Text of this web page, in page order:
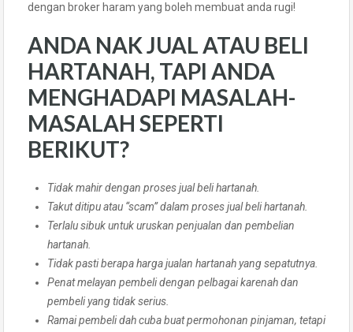
dengan broker haram yang boleh membuat anda rugi!
ANDA NAK JUAL ATAU BELI
HARTANAH, TAPI ANDA
MENGHADAPI MASALAH-
MASALAH SEPERTI
BERIKUT?
Tidak mahir dengan proses jual beli hartanah.
Takut ditipu atau “scam” dalam proses jual beli hartanah.
Terlalu sibuk untuk uruskan penjualan dan pembelian
hartanah.
Tidak pasti berapa harga jualan hartanah yang sepatutnya.
Penat melayan pembeli dengan pelbagai karenah dan
pembeli yang tidak serius.
Ramai pembeli dah cuba buat permohonan pinjaman, tetapi